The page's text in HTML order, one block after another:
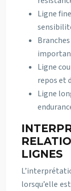
Ligne
Ligne
repos et
Ligne
LIGNES
lorsqu’elle